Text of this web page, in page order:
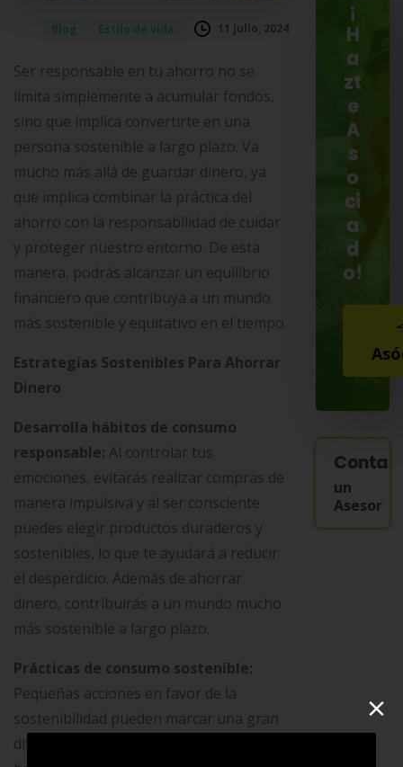
Blog Estilo de vida 11 julio, 2024
Ser responsable en tu ahorro no se
limita simplemente a acumular fondos,
sino que implica convertirte en una
persona sostenible a largo plazo. Va
mucho más allá de guardar dinero, ya
que implica combinar la práctica del
ahorro con la responsabilidad de cuidar
y proteger nuestro entorno. De esta
manera, podrás alcanzar un equilibrio
financiero que contribuya a un mundo
más sostenible y equitativo en el tiempo.
Estrategias Sostenibles Para Ahorrar
Dinero
Desarrolla hábitos de consumo
responsable: Al controlar tus
emociones, evitarás realizar compras de
manera impulsiva y al ser consciente
puedes elegir productos duraderos y
sostenibles, lo que te ayudará a reducir
el desperdicio. Además de ahorrar
dinero, contribuirás a un mundo mucho
más sostenible a largo plazo.
Prácticas de consumo sostenible:
Pequeñas acciones en favor de la
sostenibilidad pueden marcar una gran
diferencia. Por ejemplo, al utilizar la
¡
H
a
zt
e
A
s
o
ci
a
d
o!
un
Asesor
×